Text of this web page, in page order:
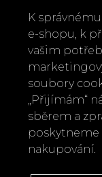
K
e-shopu, k
vašim
soubory
„Přijímám“
sběrem a
poskytneme
nakupování.